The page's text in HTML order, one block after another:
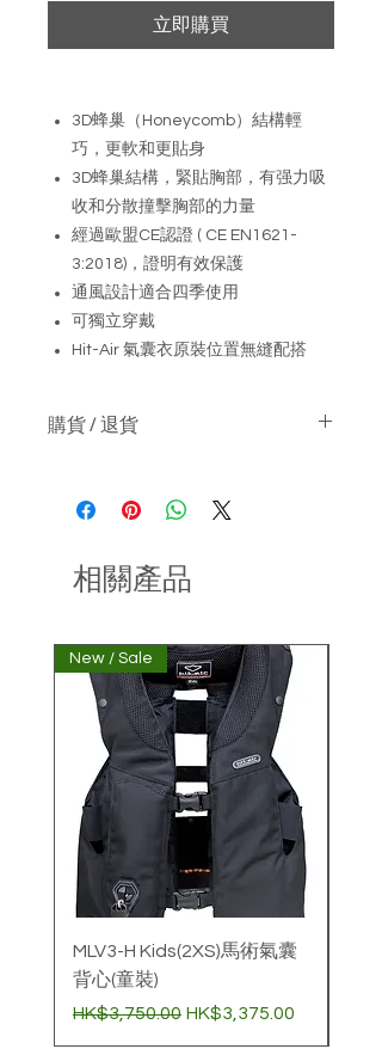
立即購買
3D蜂巢（Honeycomb）結構輕
巧，更軟和更貼身
3D蜂巢結構，緊貼胸部，有强力吸
收和分散撞擊胸部的力量
經過歐盟CE認證 ( CE EN1621-
3:2018)，證明有效保護
通風設計適合四季使用
可獨立穿戴
Hit-Air 氣囊衣原裝位置無縫配搭
購貨 / 退貨
如產品沒有現貨, 日本預購期約兩星
關於退貨 :-
可於收貨日起3天內 ( 根據物流公司
下條款
產品處於原始狀態（例如，產品保
持完整，未使用及未洗滌)
產品的轉售條件並未受影響
產品包裝完好（包括原有未剪標籤
及未剪吊牌，配件，說明書等) 及付
款收據一併退回
請把退回產品妥善包裝並退回 : 香港
葵涌永業街21-27號永業工業大廈
14樓A2室
退貨運費須由顧客承擔, 請勿使用無
法追蹤的快遞方式退貨
相關產品
New / Sale
MLV3-H Kids(2XS)馬術氣囊
背心(童裝)
一般價格
HK$3,750.00 促銷價格
HK$3,375.00